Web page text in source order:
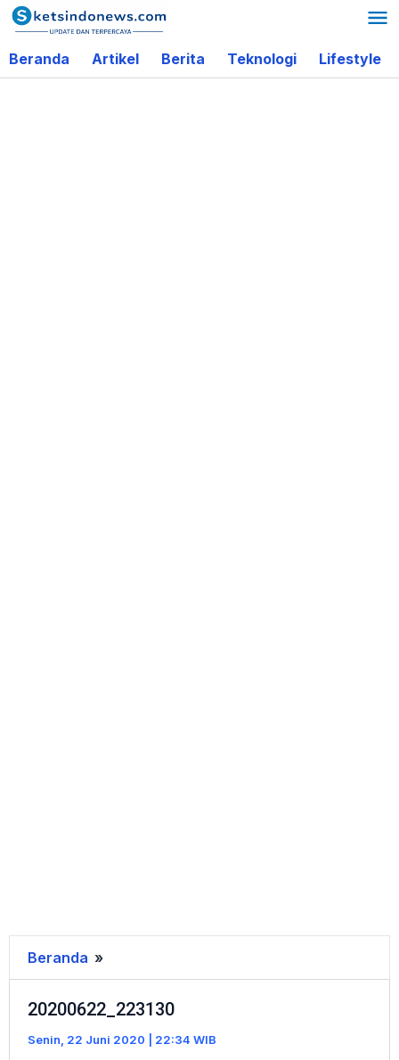
Lewati
ke
konten
Beranda Artikel Berita Teknologi Lifestyle
Beranda »
20200622_223130
Senin, 22 Juni 2020 | 22:34 WIB